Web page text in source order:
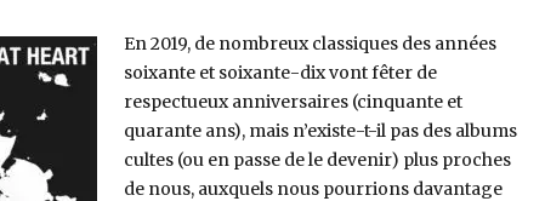
En 2019, de nombreux classiques des années
soixante et soixante-dix vont fêter de
respectueux anniversaires (cinquante et
quarante ans), mais n’existe-t-il pas des albums
cultes (ou en passe de le devenir) plus proches
de nous, auxquels nous pourrions davantage